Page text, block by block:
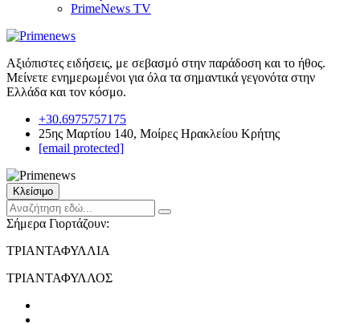
PrimeNews TV
Αξιόπιστες ειδήσεις, με σεβασμό στην παράδοση και το ήθος.
Μείνετε ενημερωμένοι για όλα τα σημαντικά γεγονότα στην
Ελλάδα και τον κόσμο.
+30.6975757175
25ης Μαρτίου 140, Μοίρες Ηρακλείου Κρήτης
[email protected]
Κλείσιμο
Σήμερα Γιορτάζουν:
ΤΡΙΑΝΤΑΦΥΛΛΙΑ
ΤΡΙΑΝΤΑΦΥΛΛΟΣ